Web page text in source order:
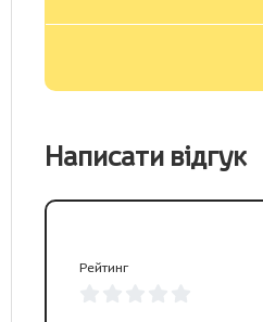
Написати відгук
Рейтинг